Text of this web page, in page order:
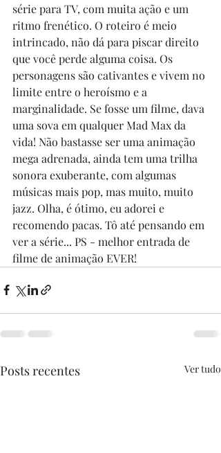
série para TV, com muita ação e um
ritmo frenético. O roteiro é meio
intrincado, não dá para piscar direito
que você perde alguma coisa. Os
personagens são cativantes e vivem no
limite entre o heroísmo e a
marginalidade. Se fosse um filme, dava
uma sova em qualquer Mad Max da
vida! Não bastasse ser uma animação
mega adrenada, ainda tem uma trilha
sonora exuberante, com algumas
músicas mais pop, mas muito, muito
jazz. Olha, é ótimo, eu adorei e
recomendo pacas. Tô até pensando em
ver a série... PS - melhor entrada de
filme de animação EVER!
Posts recentes Ver tudo